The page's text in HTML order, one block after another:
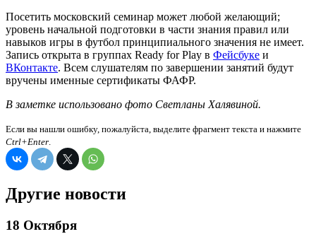
Посетить московский семинар может любой желающий;
уровень начальной подготовки в части знания правил или
навыков игры в футбол принципиального значения не имеет.
Запись открыта в группах Ready for Play в Фейсбуке и
ВКонтакте. Всем слушателям по завершении занятий будут
вручены именные сертификаты ФАФР.
В заметке использовано фото Светланы Халявиной.
Если вы нашли ошибку, пожалуйста, выделите фрагмент текста и нажмите
Ctrl+Enter.
Другие новости
18 Октября